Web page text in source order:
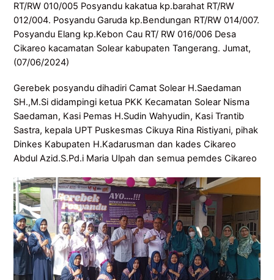
RT/RW 010/005 Posyandu kakatua kp.barahat RT/RW
012/004. Posyandu Garuda kp.Bendungan RT/RW 014/007.
Posyandu Elang kp.Kebon Cau RT/ RW 016/006 Desa
Cikareo kacamatan Solear kabupaten Tangerang. Jumat,
(07/06/2024)
Gerebek posyandu dihadiri Camat Solear H.Saedaman
SH.,M.Si didampingi ketua PKK Kecamatan Solear Nisma
Saedaman, Kasi Pemas H.Sudin Wahyudin, Kasi Trantib
Sastra, kepala UPT Puskesmas Cikuya Rina Ristiyani, pihak
Dinkes Kabupaten H.Kadarusman dan kades Cikareo
Abdul Azid.S.Pd.i Maria Ulpah dan semua pemdes Cikareo